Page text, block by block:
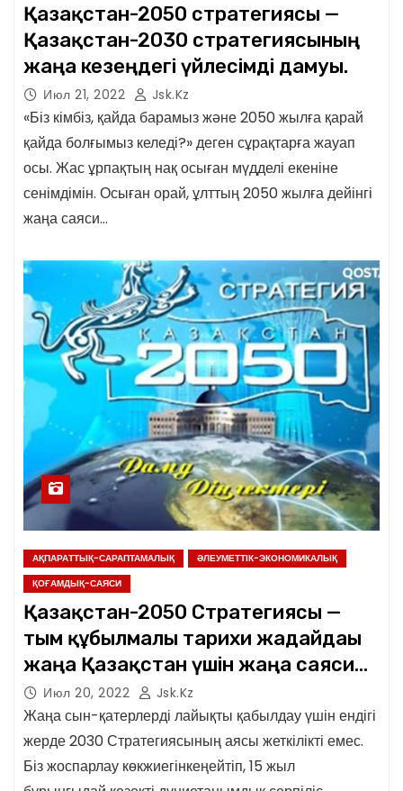
Қазақстан-2050 стратегиясы —
Қазақстан-2030 стратегиясының
жаңа кезеңдегі үйлесімді дамуы.
Июл 21, 2022 Jsk.kz
«Біз кімбіз, қайда барамыз және 2050 жылға қарай
қайда болғымыз келеді?» деген сұрақтарға жауап
осы. Жас ұрпақтың нақ осыған мүдделі екеніне
сенімдімін. Осыған орай, ұлттың 2050 жылға дейінгі
жаңа саяси…
АҚПАРАТТЫҚ-САРАПТАМАЛЫҚ
ӘЛЕУМЕТТІК-ЭКОНОМИКАЛЫҚ
ҚОҒАМДЫҚ-САЯСИ
Қазақстан-2050 Стратегиясы —
тым құбылмалы тарихи жағдайдағы
жаңа Қазақстан үшін жаңа саяси
бағыт
Июл 20, 2022 Jsk.kz
Жаңа сын-қатерлерді лайықты қабылдау үшін ендігі
жерде 2030 Стратегиясының аясы жеткілікті емес.
Біз жоспарлау көкжиегінкеңейтіп, 15 жыл